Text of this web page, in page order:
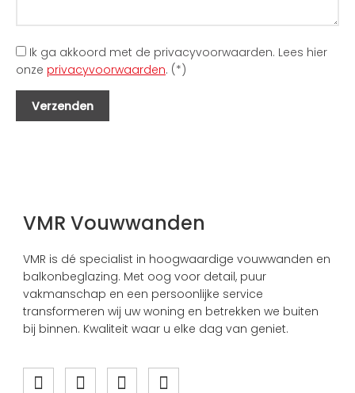
Ik ga akkoord met de privacyvoorwaarden. Lees hier
onze privacyvoorwaarden. (*)
VMR Vouwwanden
VMR is dé specialist in hoogwaardige vouwwanden en
balkonbeglazing. Met oog voor detail, puur
vakmanschap en een persoonlijke service
transformeren wij uw woning en betrekken we buiten
bij binnen. Kwaliteit waar u elke dag van geniet.